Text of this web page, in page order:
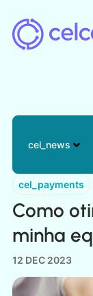
cel_news
cel_payments
Como
minha
12 DEC 2023